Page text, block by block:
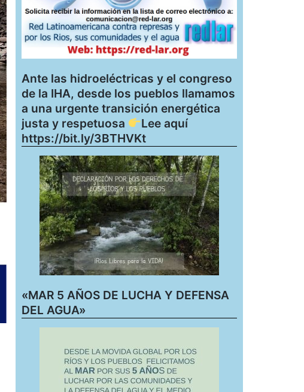
Ante las hidroeléctricas y el congreso
de la IHA, desde los pueblos llamamos
a una urgente transición energética
justa y respetuosa
Lee aquí
https://bit.ly/3BTHVKt
«MAR 5 AÑOS DE LUCHA Y DEFENSA
DEL AGUA»